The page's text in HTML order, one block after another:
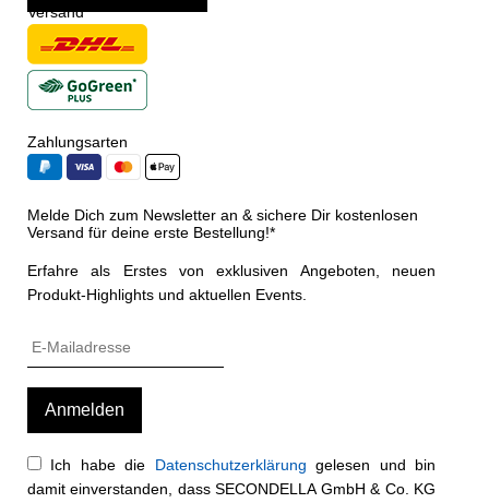
Versand
Zahlungsarten
Melde Dich zum Newsletter an & sichere Dir kostenlosen
Versand für deine erste Bestellung!*
Erfahre als Erstes von exklusiven Angeboten, neuen
Produkt-Highlights und aktuellen Events.
Ich habe die Datenschutzerklärung gelesen und bin
damit einverstanden, dass SECONDELLA GmbH & Co. KG